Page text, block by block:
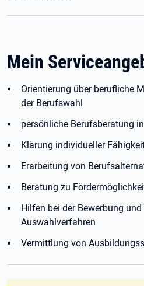
Mein
Orientierung über berufliche
der Berufswahl
persönliche Berufsberatung
Klärung individueller
Erarbeitung von
Beratung zu
Hilfen bei der Bewerbung
Auswahlverfahren
Vermittlung von